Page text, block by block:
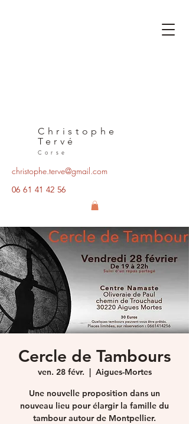
Christophe
Tervé
Corse
christophe.terve@gmail.com
06 61 41 42 56
Cercle de Tambours
ven. 28 févr.
  |
Aigues-Mortes
Une nouvelle proposition dans un
nouveau lieu pour élargir la famille du
tambour autour de Montpellier.